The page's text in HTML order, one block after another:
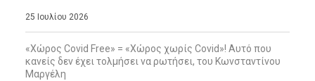
25 Ιουλίου 2026
«Χώρος Covid Free» = «Χώρος χωρίς Covid»! Αυτό που
κανείς δεν έχει τολμήσει να ρωτήσει, του Κωνσταντίνου
Μαργέλη